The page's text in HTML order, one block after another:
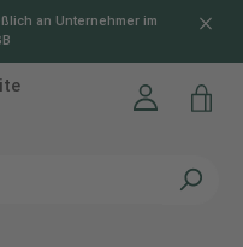
an Unternehmer im